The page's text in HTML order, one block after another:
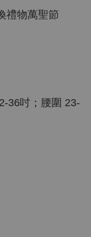
禮物萬聖節
36吋；腰圍 23-